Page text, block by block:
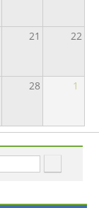
21 22
28 1